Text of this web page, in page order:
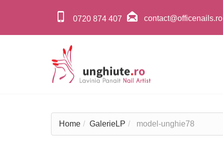
0720 874 407 contact@officenails.ro
Home GalerieLP model-unghie78